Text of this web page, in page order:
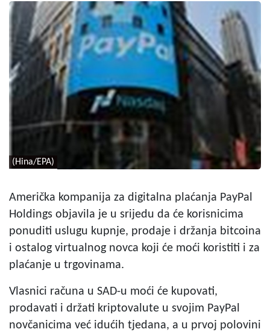
(Hina/EPA)
Američka kompanija za digitalna plaćanja PayPal
Holdings objavila je u srijedu da će korisnicima
ponuditi uslugu kupnje, prodaje i držanja bitcoina
i ostalog virtualnog novca koji će moći koristiti i za
plaćanje u trgovinama.
Vlasnici računa u SAD-u moći će kupovati,
prodavati i držati kriptovalute u svojim PayPal
novčanicima već idućih tjedana, a u prvoj polovini